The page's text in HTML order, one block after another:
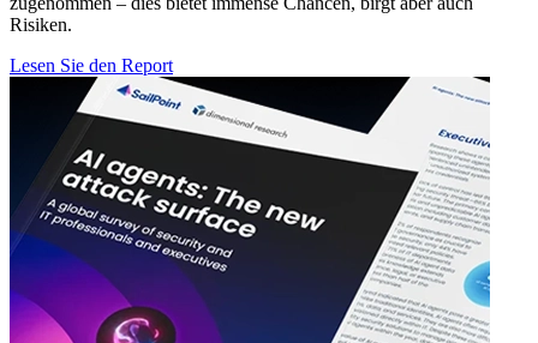
Risiken.
Lesen Sie den Report